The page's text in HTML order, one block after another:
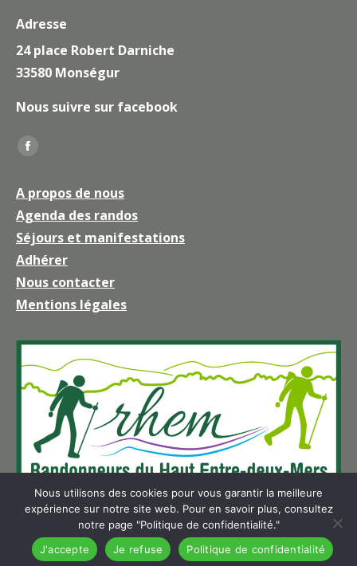
Adresse
24 place Robert Darniche
33580 Monségur
Nous suivre sur facebook
Trouvez nous sur :
La
Facebook
s'ouvre
dans
une
nouvelle
fenêtre
A propos de nous
Agenda des randos
Séjours et manifestations
Adhérer
Nous contacter
Mentions légales
Nous utilisons des cookies pour vous garantir la meilleure
expérience sur notre site web. Pour en savoir plus, consultez
notre page "Politique de confidentialité."
J'accepte
Je refuse Politique de confidentialité